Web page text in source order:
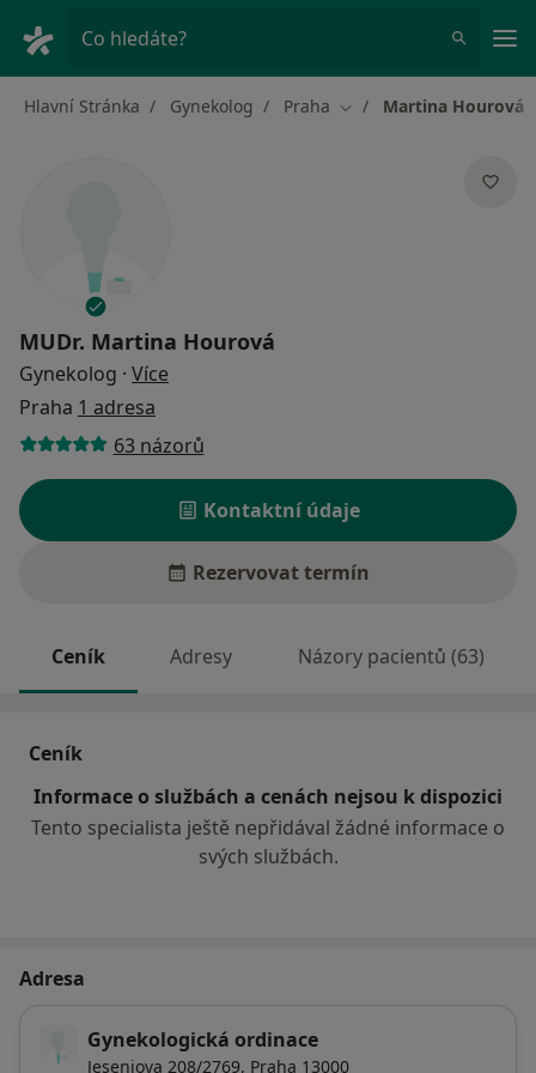
Co hledáte?
Hlavní Stránka Gynekolog Praha Změna města
Martina Hourová
MUDr. Martina Hourová
Gynekolog · Více
Praha 1 adresa
63 názorů
Kontaktní údaje
Rezervovat termín
Ceník Adresy Názory pacientů (63)
Ceník
Informace o službách a cenách nejsou k dispozici
Tento specialista ještě nepřidával žádné informace o
svých službách.
Adresa
Gynekologická ordinace
Jeseniova 208/2769, Praha 13000